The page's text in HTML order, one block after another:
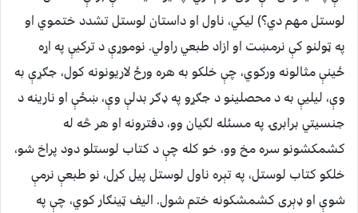
لوستل مهم دي؟) لیکي، ناول او داستان لوستل تشدد ختموي او
په ټولنو کې نرمښت او ازاد طبعي راولي. نوموړې د ترکیې په اړه
ځینې مثالونه ورکوي، چې خلکو به هره ورځ لاریونونه کول، جګړې به
وې، لیلیې به د محصلینو د جګړو په ډګر بدلې وې، ښځې او نارینه د
جنسیتي برابرۍ په مسئله لګیان وو، دفترونه او هر څه له
کشمکشونو سره مخ وو، خو کله چې د کتاب لوستلو دود پراخ شو،
خلکو کتاب لوستل، په تېره ناول لوستل پیل کړل، نو طبعې نرمې
شوې او ډېری کشمشکونه ختم شول. الیف ټینګار کوي، چې په